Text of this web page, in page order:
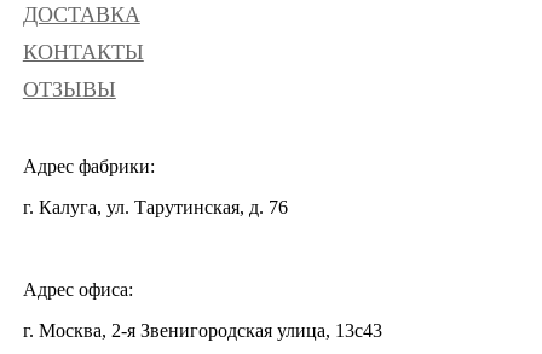
ДОСТАВКА
КОНТАКТЫ
ОТЗЫВЫ
Адрес фабрики:
г. Калуга, ул. Тарутинская, д. 76
Адрес офиса:
г. Москва, 2-я Звенигородская улица, 13с43